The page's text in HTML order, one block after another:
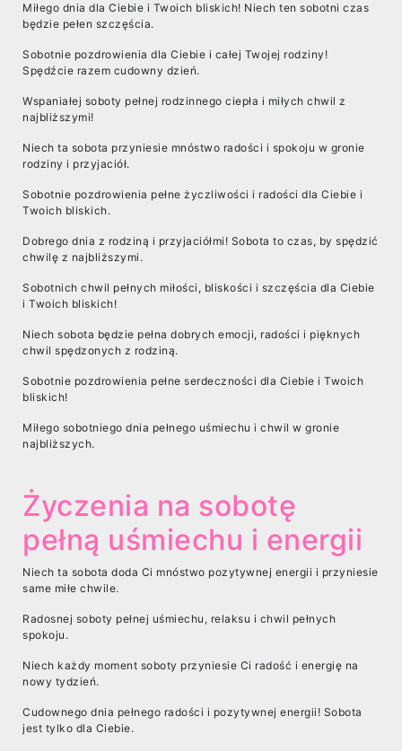
Miłego dnia dla Ciebie i Twoich bliskich! Niech ten sobotni czas
będzie pełen szczęścia.
Sobotnie pozdrowienia dla Ciebie i całej Twojej rodziny!
Spędźcie razem cudowny dzień.
Wspaniałej soboty pełnej rodzinnego ciepła i miłych chwil z
najbliższymi!
Niech ta sobota przyniesie mnóstwo radości i spokoju w gronie
rodziny i przyjaciół.
Sobotnie pozdrowienia pełne życzliwości i radości dla Ciebie i
Twoich bliskich.
Dobrego dnia z rodziną i przyjaciółmi! Sobota to czas, by spędzić
chwilę z najbliższymi.
Sobotnich chwil pełnych miłości, bliskości i szczęścia dla Ciebie
i Twoich bliskich!
Niech sobota będzie pełna dobrych emocji, radości i pięknych
chwil spędzonych z rodziną.
Sobotnie pozdrowienia pełne serdeczności dla Ciebie i Twoich
bliskich!
Miłego sobotniego dnia pełnego uśmiechu i chwil w gronie
najbliższych.
Życzenia na sobotę
pełną uśmiechu i energii
Niech ta sobota doda Ci mnóstwo pozytywnej energii i przyniesie
same miłe chwile.
Radosnej soboty pełnej uśmiechu, relaksu i chwil pełnych
spokoju.
Niech każdy moment soboty przyniesie Ci radość i energię na
nowy tydzień.
Cudownego dnia pełnego radości i pozytywnej energii! Sobota
jest tylko dla Ciebie.